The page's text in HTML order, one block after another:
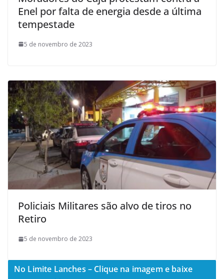
Enel por falta de energia desde a última
tempestade
5 de novembro de 2023
Policiais Militares são alvo de tiros no
Retiro
5 de novembro de 2023
No Limite Lanches – Clique na imagem e baixe